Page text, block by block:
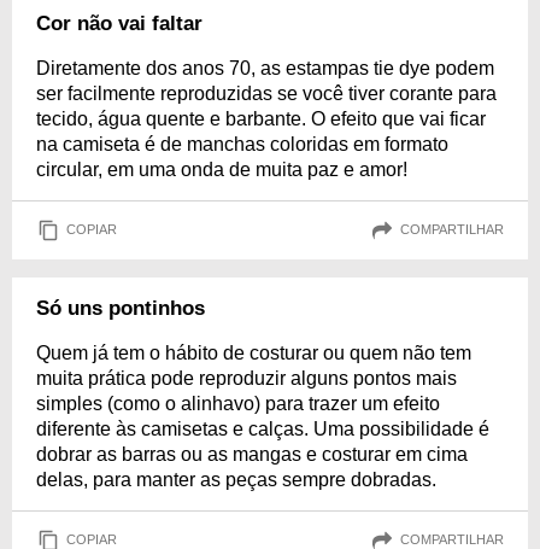
Cor não vai faltar
Diretamente dos anos 70, as estampas tie dye podem
ser facilmente reproduzidas se você tiver corante para
tecido, água quente e barbante. O efeito que vai ficar
na camiseta é de manchas coloridas em formato
circular, em uma onda de muita paz e amor!
COPIAR COMPARTILHAR
Só uns pontinhos
Quem já tem o hábito de costurar ou quem não tem
muita prática pode reproduzir alguns pontos mais
simples (como o alinhavo) para trazer um efeito
diferente às camisetas e calças. Uma possibilidade é
dobrar as barras ou as mangas e costurar em cima
delas, para manter as peças sempre dobradas.
COPIAR COMPARTILHAR